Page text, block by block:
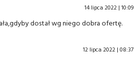
14 lipca 2022 | 10:09
dostał wg niego dobra ofertę.
12 lipca 2022 | 08:37